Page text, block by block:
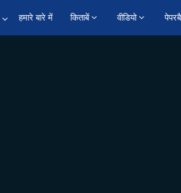
हमारे बारे में किताबें वीडियो